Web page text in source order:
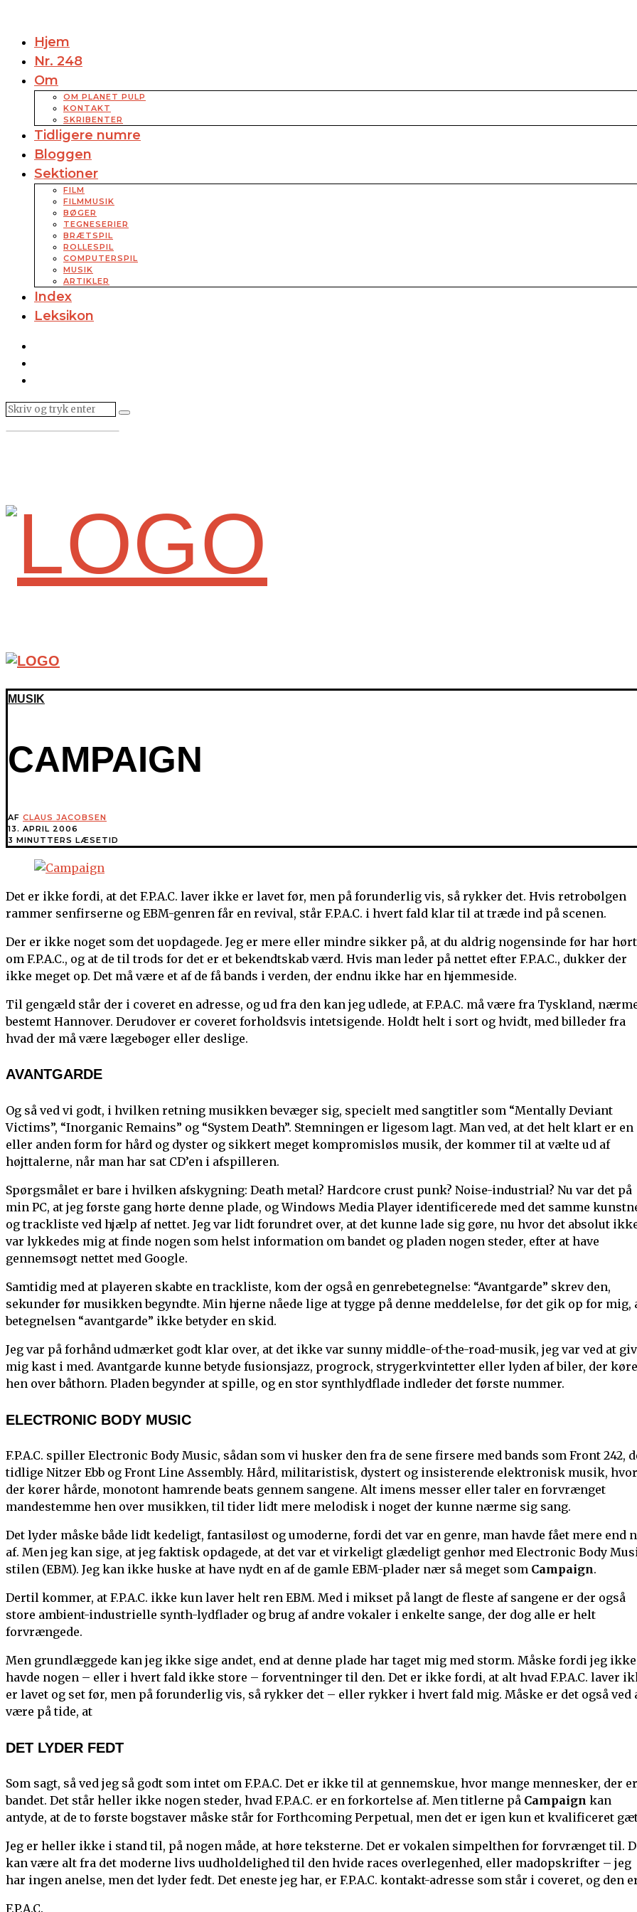
Hjem
Nr. 248
Om
OM PLANET PULP
KONTAKT
SKRIBENTER
Tidligere numre
Bloggen
Sektioner
FILM
FILMMUSIK
BØGER
TEGNESERIER
BRÆTSPIL
ROLLESPIL
COMPUTERSPIL
MUSIK
ARTIKLER
Index
Leksikon
MUSIK
CAMPAIGN
AF CLAUS JACOBSEN
13. APRIL 2006
3 MINUTTERS LÆSETID
Det er ikke fordi, at det F.P.A.C. laver ikke er lavet før, men på forunderlig vis, så rykker det. Hvis retrobølgen
rammer senfirserne og EBM-genren får en revival, står F.P.A.C. i hvert fald klar til at træde ind på scenen.
Der er ikke noget som det uopdagede. Jeg er mere eller mindre sikker på, at du aldrig nogensinde før har hørt
om F.P.A.C., og at de til trods for det er et bekendtskab værd. Hvis man leder på nettet efter F.P.A.C., dukker der
ikke meget op. Det må være et af de få bands i verden, der endnu ikke har en hjemmeside.
Til gengæld står der i coveret en adresse, og ud fra den kan jeg udlede, at F.P.A.C. må være fra Tyskland,
bestemt Hannover. Derudover er coveret forholdsvis intetsigende. Holdt helt i sort og hvidt, med billeder fra
hvad der må være lægebøger eller deslige.
AVANTGARDE
Og så ved vi godt, i hvilken retning musikken bevæger sig, specielt med sangtitler som “Mentally Deviant
Victims”, “Inorganic Remains” og “System Death”. Stemningen er ligesom lagt. Man ved, at det helt klart er en
eller anden form for hård og dyster og sikkert meget kompromisløs musik, der kommer til at vælte ud af
højttalerne, når man har sat CD’en i afspilleren.
Spørgsmålet er bare i hvilken afskygning: Death metal? Hardcore crust punk? Noise-industrial? Nu var det på
min PC, at jeg første gang hørte denne plade, og Windows Media Player identificerede med det samme
og trackliste ved hjælp af nettet. Jeg var lidt forundret over, at det kunne lade sig gøre, nu hvor det absolut
var lykkedes mig at finde nogen som helst information om bandet og pladen nogen steder, efter at have
gennemsøgt nettet med Google.
Samtidig med at playeren skabte en trackliste, kom der også en genrebetegnelse: “Avantgarde” skrev den,
sekunder før musikken begyndte. Min hjerne nåede lige at tygge på denne meddelelse, før det gik op for mig,
betegnelsen “avantgarde” ikke betyder en skid.
Jeg var på forhånd udmærket godt klar over, at det ikke var sunny middle-of-the-road-musik, jeg var ved at
mig kast i med. Avantgarde kunne betyde fusionsjazz, progrock, strygerkvintetter eller lyden af biler, der
hen over båthorn. Pladen begynder at spille, og en stor synthlydflade indleder det første nummer.
ELECTRONIC BODY MUSIC
F.P.A.C. spiller Electronic Body Music, sådan som vi husker den fra de sene firsere med bands som Front 242,
tidlige Nitzer Ebb og Front Line Assembly. Hård, militaristisk, dystert og insisterende elektronisk musik, hvor
der kører hårde, monotont hamrende beats gennem sangene. Alt imens messer eller taler en forvrænget
mandestemme hen over musikken, til tider lidt mere melodisk i noget der kunne nærme sig sang.
Det lyder måske både lidt kedeligt, fantasiløst og umoderne, fordi det var en genre, man havde fået mere end
af. Men jeg kan sige, at jeg faktisk opdagede, at det var et virkeligt glædeligt genhør med Electronic Body
stilen (EBM). Jeg kan ikke huske at have nydt en af de gamle EBM-plader nær så meget som Campaign.
Dertil kommer, at F.P.A.C. ikke kun laver helt ren EBM. Med i mikset på langt de fleste af sangene er der også
store ambient-industrielle synth-lydflader og brug af andre vokaler i enkelte sange, der dog alle er helt
forvrængede.
Men grundlæggede kan jeg ikke sige andet, end at denne plade har taget mig med storm. Måske fordi jeg ikke
havde nogen – eller i hvert fald ikke store – forventninger til den. Det er ikke fordi, at alt hvad F.P.A.C. laver
er lavet og set før, men på forunderlig vis, så rykker det – eller rykker i hvert fald mig. Måske er det også ved
være på tide, at
DET LYDER FEDT
Som sagt, så ved jeg så godt som intet om F.P.A.C. Det er ikke til at gennemskue, hvor mange mennesker, der
bandet. Det står heller ikke nogen steder, hvad F.P.A.C. er en forkortelse af. Men titlerne på Campaign kan
antyde, at de to første bogstaver måske står for Forthcoming Perpetual, men det er igen kun et kvalificeret
Jeg er heller ikke i stand til, på nogen måde, at høre teksterne. Det er vokalen simpelthen for forvrænget til.
kan være alt fra det moderne livs uudholdelighed til den hvide races overlegenhed, eller madopskrifter – jeg
har ingen anelse, men det lyder fedt. Det eneste jeg har, er F.P.A.C. kontakt-adresse som står i coveret, og den
F.P.A.C.